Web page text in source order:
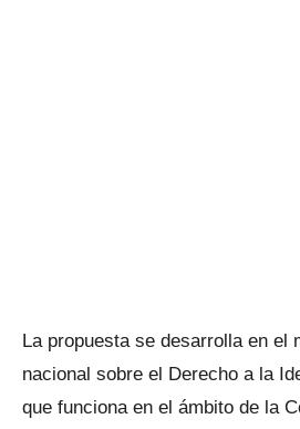
La propuesta se desarrolla en el
nacional sobre el Derecho a la
que funciona en el ámbito de la